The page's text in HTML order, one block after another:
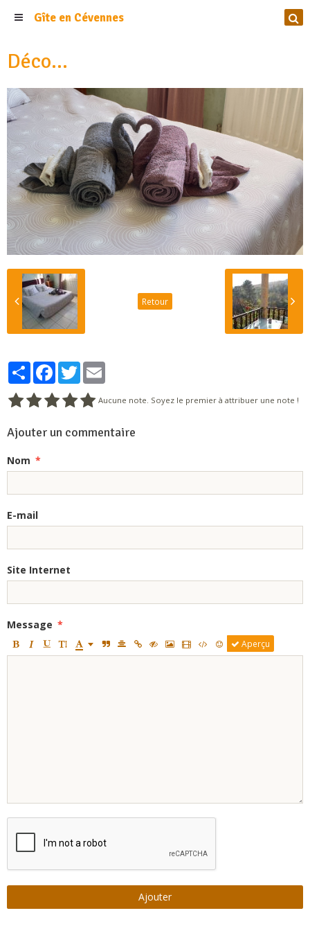
Gîte en Cévennes
Déco...
Retour
PartagerFacebook
Twitter
Aucune note. Soyez le premier à attribuer une note !
Ajouter un commentaire
Nom
E-mail
Site Internet
Message
Aperçu
Ajouter